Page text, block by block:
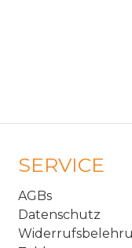
SERVICE
AGBs
Datenschutz